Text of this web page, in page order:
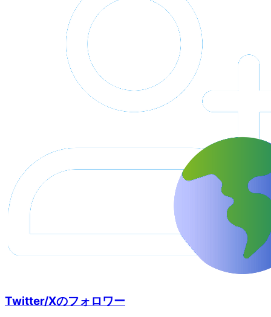
Twitter/Xのフォロワー